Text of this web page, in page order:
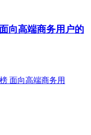
向高端商务用户的